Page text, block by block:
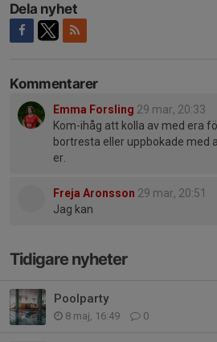
Dela nyhet
Kommentarer
Emma Forsling 29 mar, 20:33
Kom-ihåg att kolla av med era
bortresta eller uppbokade med
er.
Freja Aronsson 29 mar, 20:51
Jag kan
Tidigare nyheter
Poolparty
8 maj, 16:49 0